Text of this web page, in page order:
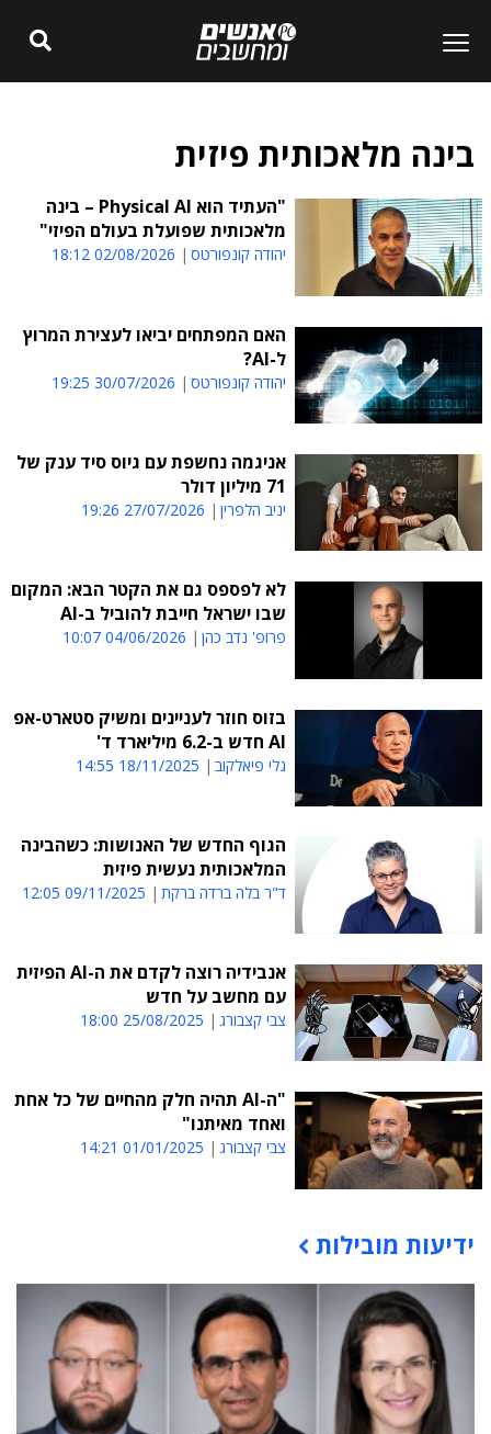
בינה מלאכותית פיזית
"העתיד הוא Physical AI – בינה
מלאכותית שפועלת בעולם הפיזי"
יהודה קונפורטס 02/08/2026 18:12
האם המפתחים יביאו לעצירת המרוץ
ל-AI?
יהודה קונפורטס 30/07/2026 19:25
אניגמה נחשפת עם גיוס סיד ענק של
71 מיליון דולר
יניב הלפרין 27/07/2026 19:26
לא לפספס גם את הקטר הבא: המקום
שבו ישראל חייבת להוביל ב-AI
פרופ' נדב כהן 04/06/2026 10:07
בזוס חוזר לעניינים ומשיק סטארט-אפ
AI חדש ב-6.2 מיליארד ד'
גלי פיאלקוב 18/11/2025 14:55
הגוף החדש של האנושות: כשהבינה
המלאכותית נעשית פיזית
ד"ר בלה ברדה ברקת 09/11/2025 12:05
אנבידיה רוצה לקדם את ה-AI הפיזית
עם מחשב על חדש
צבי קצבורג 25/08/2025 18:00
"ה-AI תהיה חלק מהחיים של כל אחת
ואחד מאיתנו"
צבי קצבורג 01/01/2025 14:21
תוכן פרסומי
ידיעות מובילות